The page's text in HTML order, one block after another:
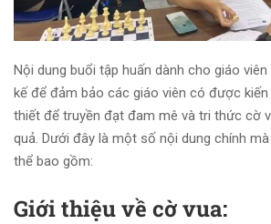
Nội dung buổi tập huấn dành cho giáo
kế để đảm bảo các giáo viên có được
thiết để truyền đạt đam mê và tri thức cờ
quả. Dưới đây là một số nội dung chính
thể bao gồm:
Giới thiệu về cờ vua: